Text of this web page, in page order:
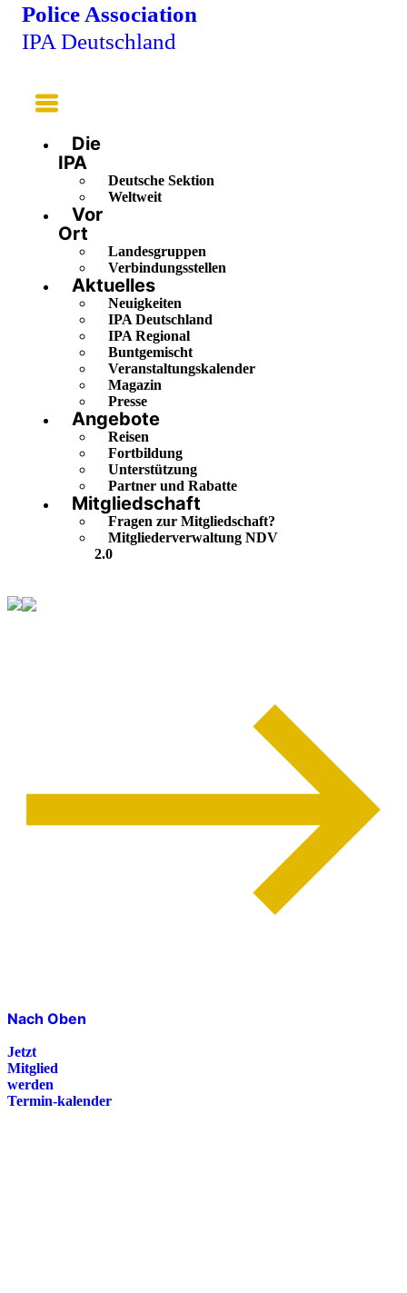
Police Association
IPA Deutschland
Main
Menu
Die
IPA
Deutsche Sektion
Weltweit
Vor
Ort
Landesgruppen
Verbindungsstellen
Aktuelles
Neuigkeiten
IPA Deutschland
IPA Regional
Buntgemischt
Veranstaltungskalender
Magazin
Presse
Angebote
Reisen
Fortbildung
Unterstützung
Partner und Rabatte
Mitgliedschaft
Fragen zur Mitgliedschaft?
Mitgliederverwaltung NDV
2.0
Nach Oben
Jetzt
Mitglied
werden
Termin-kalender